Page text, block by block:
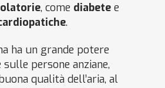
, come diabete e
.
ha un grande potere
persone anziane,
qualità dell’aria, al